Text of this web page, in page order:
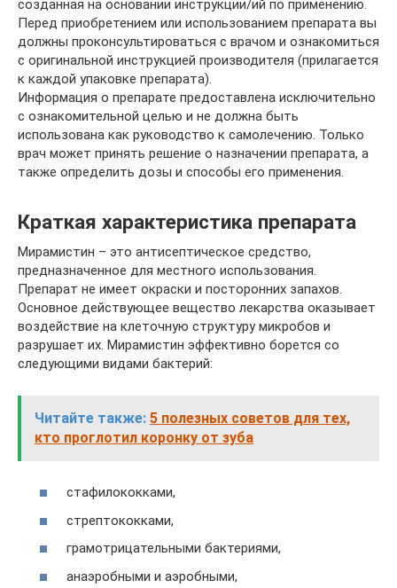
созданная на основании инструкции/ий по применению.
Перед приобретением или использованием препарата вы
должны проконсультироваться с врачом и ознакомиться
с оригинальной инструкцией производителя (прилагается
к каждой упаковке препарата).
Информация о препарате предоставлена исключительно
с ознакомительной целью и не должна быть
использована как руководство к самолечению. Только
врач может принять решение о назначении препарата, а
также определить дозы и способы его применения.
Краткая характеристика препарата
Мирамистин – это антисептическое средство,
предназначенное для местного использования.
Препарат не имеет окраски и посторонних запахов.
Основное действующее вещество лекарства оказывает
воздействие на клеточную структуру микробов и
разрушает их. Мирамистин эффективно борется со
следующими видами бактерий:
Читайте также: 5 полезных советов для тех,
кто проглотил коронку от зуба
стафилококками,
стрептококками,
грамотрицательными бактериями,
анаэробными и аэробными,